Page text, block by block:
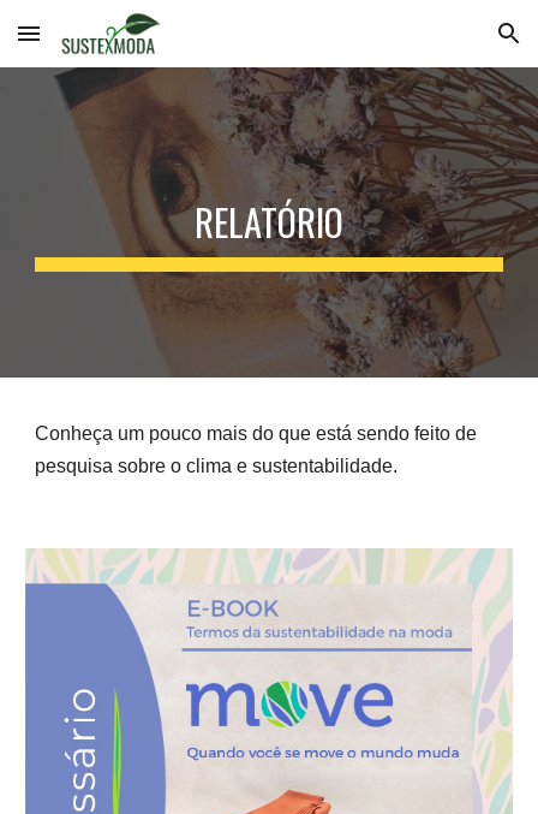
Skip to main content Skip to navigation
RELATÓRIO
Conheça um pouco mais do que está sendo feito de
pesquisa sobre o clima e sustentabilidade.